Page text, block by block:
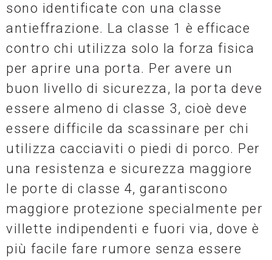
sono identificate con una classe
antieffrazione. La classe 1 è efficace
contro chi utilizza solo la forza fisica
per aprire una porta. Per avere un
buon livello di sicurezza, la porta deve
essere almeno di classe 3, cioè deve
essere difficile da scassinare per chi
utilizza cacciaviti o piedi di porco. Per
una resistenza e sicurezza maggiore
le porte di classe 4, garantiscono
maggiore protezione specialmente per
villette indipendenti e fuori via, dove è
più facile fare rumore senza essere